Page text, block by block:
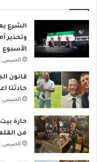
الشرع
وتحذير
الأسبوع
الخميس, 6 أغسطس 2026, 8:24 م
قانون
حادثتا
الخميس, 6 أغسطس 2026, 3:01 م
حارة
من
الخميس, 6 أغسطس 2026, 2:38 م